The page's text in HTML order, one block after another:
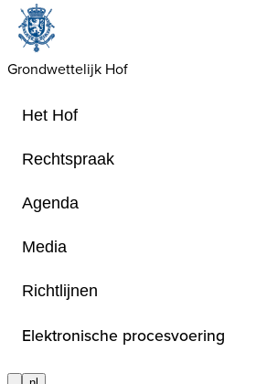
Grondwettelijk Hof
Het Hof
Rechtspraak
Agenda
Media
Richtlijnen
Elektronische procesvoering
persoonsgegevens